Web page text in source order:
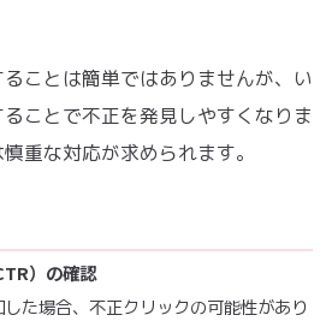
ことは簡単ではありませんが、い
ことで不正を発見しやすくなりま
重な対応が求められます。
）の確認
た場合、不正クリックの可能性があり